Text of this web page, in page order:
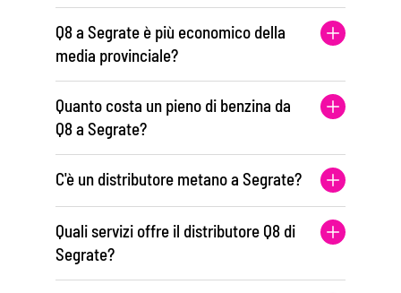
Q8 a Segrate è più economico della
media provinciale?
Quanto costa un pieno di benzina da
Q8 a Segrate?
C'è un distributore metano a Segrate?
Quali servizi offre il distributore Q8 di
Segrate?